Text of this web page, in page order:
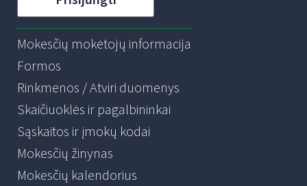
Mokesčių mokėtojų informacija
Formos
Rinkmenos / Atviri duomenys
Skaičiuoklės ir pagalbininkai
Sąskaitos ir įmokų kodai
Mokesčių žinynas
Mokesčių kalendorius